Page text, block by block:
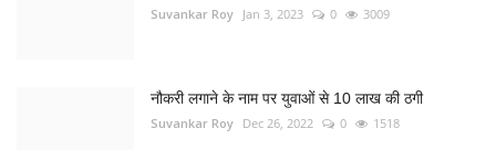
Suvankar Roy Jan 3, 2023 0 3009
नौकरी लगाने के नाम पर युवाओं से 10 लाख की ठगी
Suvankar Roy Dec 26, 2022 0 1518